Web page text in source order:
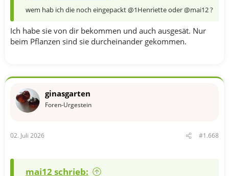
wem hab ich die noch eingepackt @1Henriette oder @mai12 ?
Ich habe sie von dir bekommen und auch ausgesät. Nur
beim Pflanzen sind sie durcheinander gekommen.
ginasgarten
Foren-Urgestein
02. Juli 2026 #1.668
mai12 schrieb: